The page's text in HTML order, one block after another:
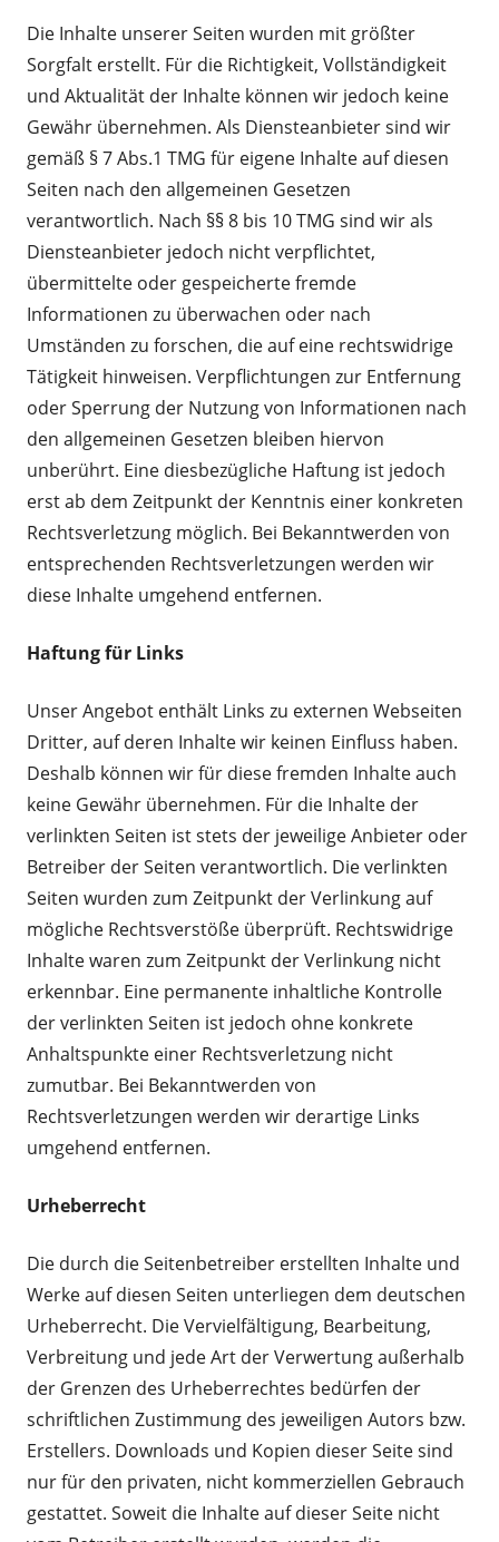
Die Inhalte unserer Seiten wurden mit größter
Sorgfalt erstellt. Für die Richtigkeit, Vollständigkeit
und Aktualität der Inhalte können wir jedoch keine
Gewähr übernehmen. Als Diensteanbieter sind wir
gemäß § 7 Abs.1 TMG für eigene Inhalte auf diesen
Seiten nach den allgemeinen Gesetzen
verantwortlich. Nach §§ 8 bis 10 TMG sind wir als
Diensteanbieter jedoch nicht verpflichtet,
übermittelte oder gespeicherte fremde
Informationen zu überwachen oder nach
Umständen zu forschen, die auf eine rechtswidrige
Tätigkeit hinweisen. Verpflichtungen zur Entfernung
oder Sperrung der Nutzung von Informationen nach
den allgemeinen Gesetzen bleiben hiervon
unberührt. Eine diesbezügliche Haftung ist jedoch
erst ab dem Zeitpunkt der Kenntnis einer konkreten
Rechtsverletzung möglich. Bei Bekanntwerden von
entsprechenden Rechtsverletzungen werden wir
diese Inhalte umgehend entfernen.
Haftung für Links
Unser Angebot enthält Links zu externen Webseiten
Dritter, auf deren Inhalte wir keinen Einfluss haben.
Deshalb können wir für diese fremden Inhalte auch
keine Gewähr übernehmen. Für die Inhalte der
verlinkten Seiten ist stets der jeweilige Anbieter oder
Betreiber der Seiten verantwortlich. Die verlinkten
Seiten wurden zum Zeitpunkt der Verlinkung auf
mögliche Rechtsverstöße überprüft. Rechtswidrige
Inhalte waren zum Zeitpunkt der Verlinkung nicht
erkennbar. Eine permanente inhaltliche Kontrolle
der verlinkten Seiten ist jedoch ohne konkrete
Anhaltspunkte einer Rechtsverletzung nicht
zumutbar. Bei Bekanntwerden von
Rechtsverletzungen werden wir derartige Links
umgehend entfernen.
Urheberrecht
Die durch die Seitenbetreiber erstellten Inhalte und
Werke auf diesen Seiten unterliegen dem deutschen
Urheberrecht. Die Vervielfältigung, Bearbeitung,
Verbreitung und jede Art der Verwertung außerhalb
der Grenzen des Urheberrechtes bedürfen der
schriftlichen Zustimmung des jeweiligen Autors bzw.
Erstellers. Downloads und Kopien dieser Seite sind
nur für den privaten, nicht kommerziellen Gebrauch
gestattet. Soweit die Inhalte auf dieser Seite nicht